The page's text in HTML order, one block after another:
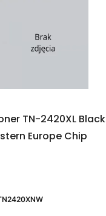
TN-2420XL Black
Europe Chip